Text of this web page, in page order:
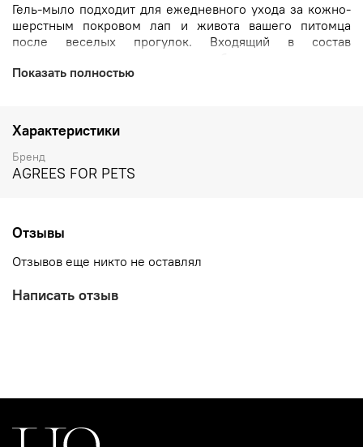
Гель-мыло подходит для ежедневного ухода за кожно-
шерстным покровом лап и живота вашего питомца
после веселых прогулок. Входящий в состав
антисептическое действие. Алоэ-вера способствуют
Продукт не содержит красителей, щелочного мыла,
отдушек.
Показать полностью
Характеристики
Бренд
AGREES FOR PETS
Отзывы
Отзывов еще никто не оставлял
Написать отзыв